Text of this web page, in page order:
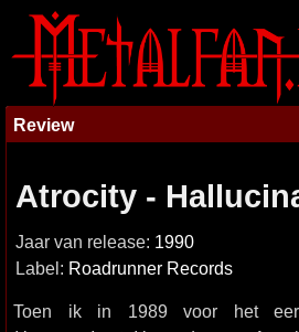
Review
Atrocity -
Jaar van release: 1990
Label: Roadrunner Records
Toen ik in 1989 voor het